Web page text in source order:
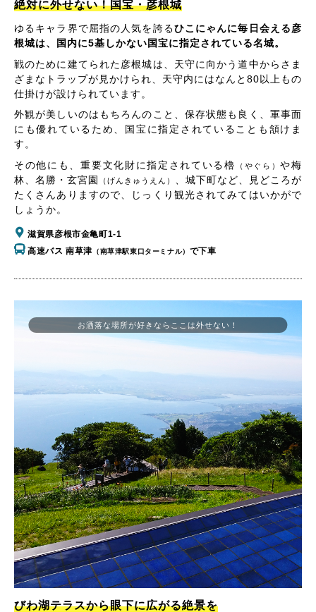
絶対に外せない！国宝・彦根城
ゆるキャラ界で屈指の人気を誇るひこにゃんに毎日会える彦
根城は、国内に5基しかない国宝に指定されている名城。
戦のために建てられた彦根城は、天守に向かう道中からさま
ざまなトラップが見かけられ、天守内にはなんと80以上もの
仕掛けが設けられています。
外観が美しいのはもちろんのこと、保存状態も良く、軍事面
にも優れているため、国宝に指定されていることも頷けま
す。
その他にも、重要文化財に指定されている櫓
（やぐら）や梅
林、名勝・玄宮園
（げんきゅうえん）
、城下町など、見どころが
たくさんありますので、じっくり観光されてみてはいかがで
しょうか。
滋賀県彦根市金亀町1-1
高速バス 南草津 （南草津駅東口ターミナル） で下車
びわ湖テラスから眼下に広がる絶景を
お洒落な場所が好きならここは外せない！